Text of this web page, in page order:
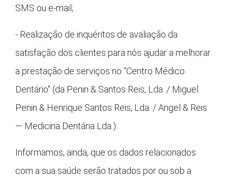
SMS ou e-mail;
- Realização de inquéritos de avaliação da
satisfação dos clientes para nós ajudar a melhorar
a prestação de serviços no “Centro Médico
Dentário" (da Penin & Santos Reis, Lda ./ Miguel
Penin & Henrique Santos Reis, Lda. / Angel & Reis
— Medicina Dentária Lda.).
Informamos, ainda, que os dados relacionados
com a sua saúde serão tratados por ou sob a